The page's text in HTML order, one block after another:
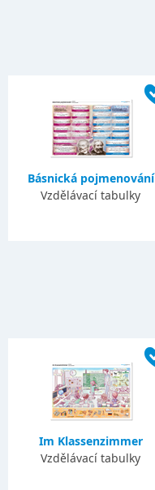
Básnická pojmenování
Vzdělávací tabulky
Im Klassenzimmer
Vzdělávací tabulky